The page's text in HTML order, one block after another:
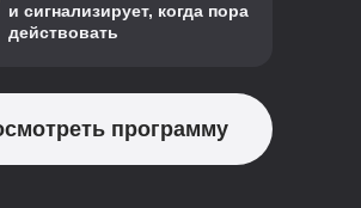
и сигнализирует, когда пора
действовать
программу